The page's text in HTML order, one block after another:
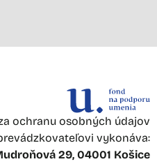
ochranu osobných údajov
vykonáva:
29, 04001 Košice